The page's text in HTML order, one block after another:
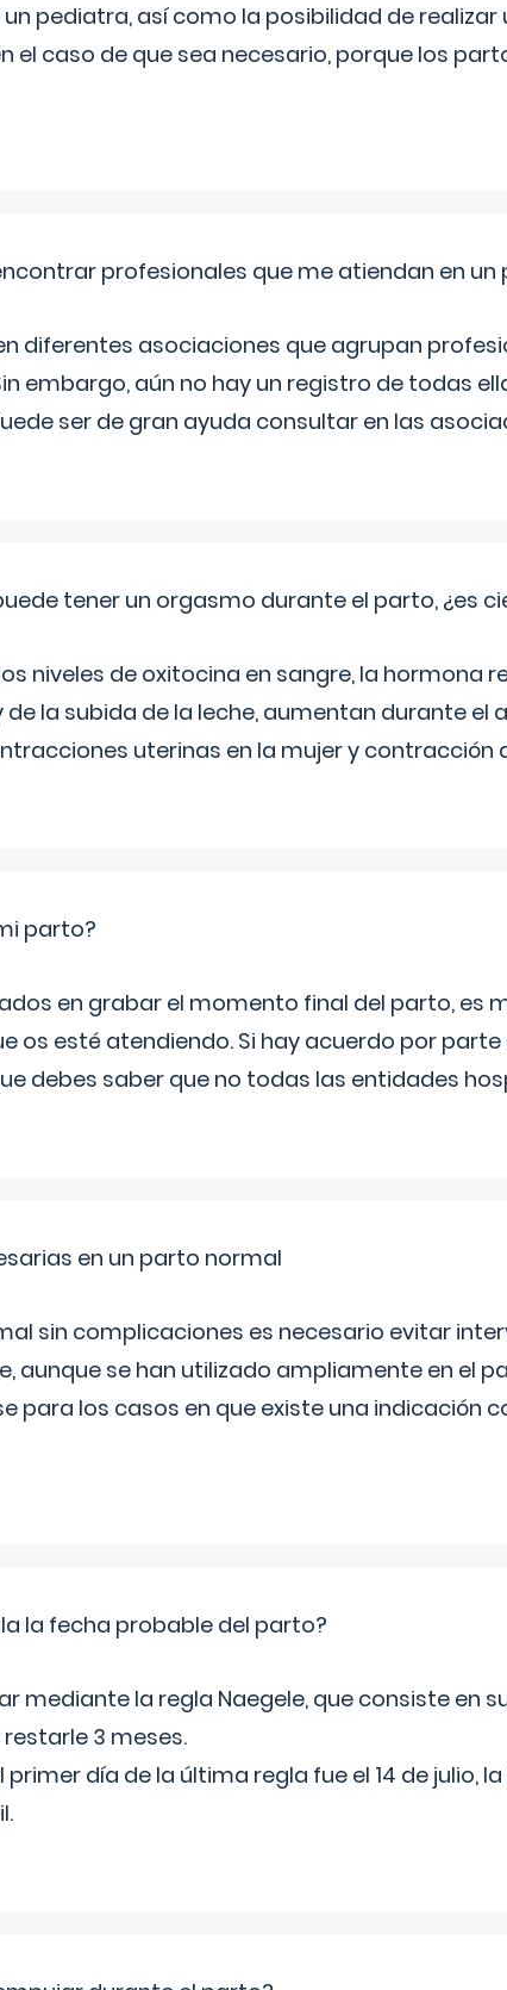
pediatra, así como la posibilidad de realizar
el caso de que sea necesario, porque los
profesionales que me atiendan en un
diferentes asociaciones que agrupan
embargo, aún no hay un registro de todas
ser de gran ayuda consultar en las
tener un orgasmo durante el parto, ¿es
niveles de oxitocina en sangre, la hormona
la subida de la leche, aumentan durante el
uterinas en la mujer y contracción
parto?
en grabar el momento final del parto, es
os esté atendiendo. Si hay acuerdo por
debes saber que no todas las entidades
en un parto normal
sin complicaciones es necesario evitar
aunque se han utilizado ampliamente en el
para los casos en que existe una indicación
la fecha probable del parto?
mediante la regla Naegele, que consiste en
3 meses.
primer día de la última regla fue el 14 de julio,